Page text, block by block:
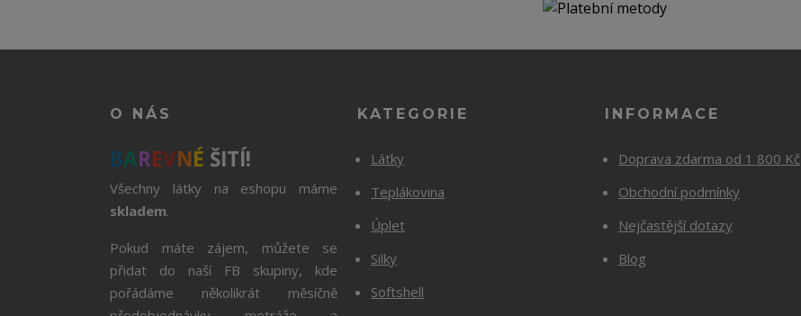
O NÁS
BAREVNÉ ŠITÍ!
Všechny látky na eshopu máme
skladem.
Pokud máte zájem, můžete se
přidat do naší FB skupiny, kde
pořádáme několikrát měsíčně
KATEGORIE
Látky
Teplákovina
Úplet
Silky
Softshell
INFORMACE
Doprava zdarma od 1 800 Kč
Obchodní podmínky
Nejčastější dotazy
Blog